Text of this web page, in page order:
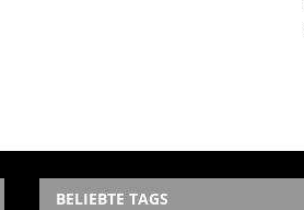
BELIEBTE TAGS